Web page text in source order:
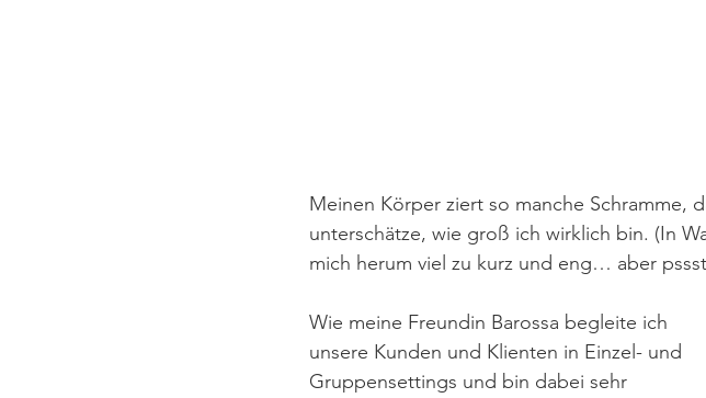
Meinen Körper ziert so manche Schramme,
unterschätze, wie groß ich wirklich bin. (In
mich herum viel zu kurz und eng… aber
Wie meine Freundin Barossa begleite ich
unsere Kunden und Klienten in Einzel- und
Gruppensettings und bin dabei sehr